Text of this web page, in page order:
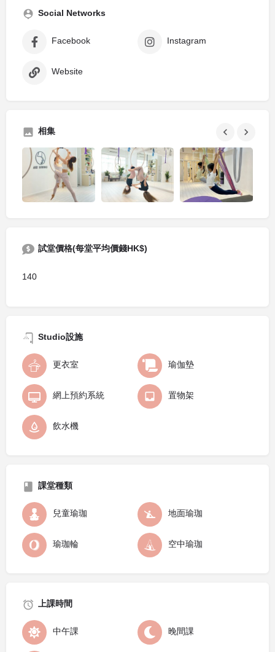
Social Networks
Facebook Instagram
Website
相集
試堂價格(每堂平均價錢HK$)
140
Studio設施
更衣室 瑜伽墊
網上預約系統 置物架
飲水機
課堂種類
兒童瑜珈 地面瑜珈
瑜珈輪 空中瑜珈
上課時間
中午課 晚間課